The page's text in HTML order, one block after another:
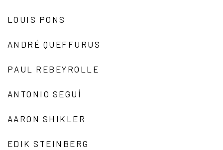
LOUIS PONS
ANDRÉ QUEFFURUS
PAUL REBEYROLLE
ANTONIO SEGUÍ
AARON SHIKLER
EDIK STEINBERG